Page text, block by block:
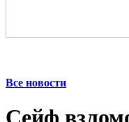
Все новости
Сейф